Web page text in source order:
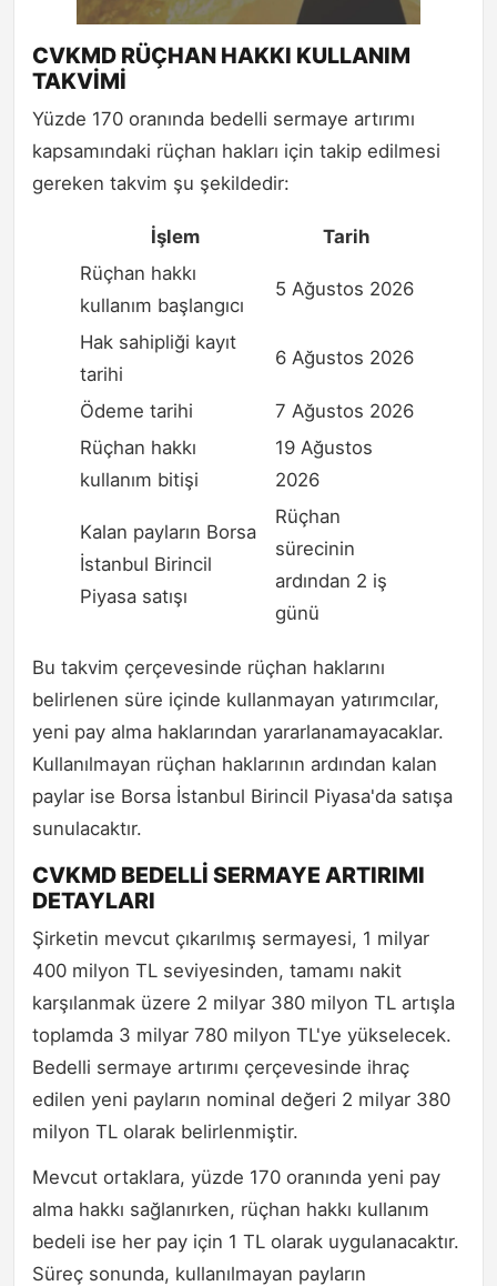
CVKMD RÜÇHAN HAKKI KULLANIM
TAKVİMİ
Yüzde 170 oranında bedelli sermaye artırımı
kapsamındaki rüçhan hakları için takip edilmesi
gereken takvim şu şekildedir:
İşlem
Tarih
Rüçhan hakkı
kullanım başlangıcı
5 Ağustos 2026
Hak sahipliği kayıt
tarihi
6 Ağustos 2026
Ödeme tarihi
7 Ağustos 2026
Rüçhan hakkı
kullanım bitişi
19 Ağustos
2026
Kalan payların Borsa
İstanbul Birincil
Piyasa satışı
Rüçhan
sürecinin
ardından 2 iş
günü
Bu takvim çerçevesinde rüçhan haklarını
belirlenen süre içinde kullanmayan yatırımcılar,
yeni pay alma haklarından yararlanamayacaklar.
Kullanılmayan rüçhan haklarının ardından kalan
paylar ise Borsa İstanbul Birincil Piyasa'da satışa
sunulacaktır.
CVKMD BEDELLİ SERMAYE ARTIRIMI
DETAYLARI
Şirketin mevcut çıkarılmış sermayesi, 1 milyar
400 milyon TL seviyesinden, tamamı nakit
karşılanmak üzere 2 milyar 380 milyon TL artışla
toplamda 3 milyar 780 milyon TL'ye yükselecek.
Bedelli sermaye artırımı çerçevesinde ihraç
edilen yeni payların nominal değeri 2 milyar 380
milyon TL olarak belirlenmiştir.
Mevcut ortaklara, yüzde 170 oranında yeni pay
alma hakkı sağlanırken, rüçhan hakkı kullanım
bedeli ise her pay için 1 TL olarak uygulanacaktır.
Süreç sonunda, kullanılmayan payların